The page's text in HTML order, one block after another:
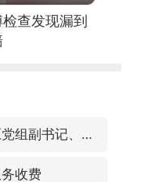
查发现漏到
视频丨中国东方电气集团原党组副书记、董事宋致远被查
收费